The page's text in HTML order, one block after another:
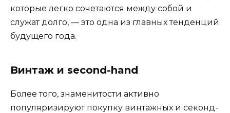
которые легко сочетаются между собой и
служат долго, — это одна из главных тенденций
будущего года.
Винтаж и second-hand
Более того, знаменитости активно
популяризируют покупку винтажных и секонд-